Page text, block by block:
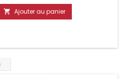
Matière polyester très
de températures,
 Ajouter au panier